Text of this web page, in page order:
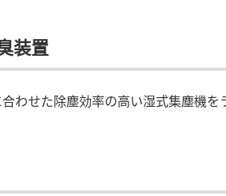
装置
わせた除塵効率の高い湿式集塵機を